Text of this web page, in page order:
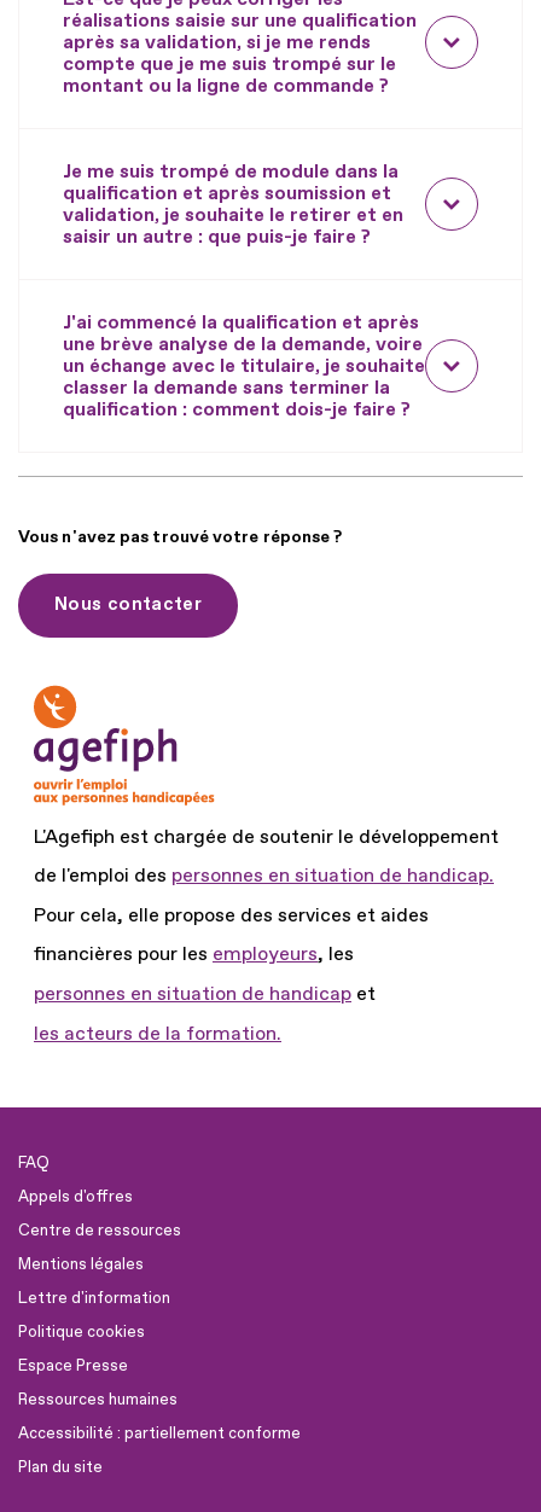
réalisations saisie sur une qualification
après sa validation, si je me rends
compte que je me suis trompé sur le
montant ou la ligne de commande ?
Je me suis trompé de module dans la
qualification et après soumission et
validation, je souhaite le retirer et en
saisir un autre : que puis-je faire ?
J'ai commencé la qualification et après
une brève analyse de la demande, voire
un échange avec le titulaire, je souhaite
classer la demande sans terminer la
qualification : comment dois-je faire ?
Vous n'avez pas trouvé votre réponse ?
Nous contacter
L'Agefiph est chargée de soutenir le développement
de l'emploi des personnes en situation de handicap.
Pour cela, elle propose des services et aides
financières pour les employeurs, les
personnes en situation de handicap et
les acteurs de la formation.
FAQ
Appels d'offres
Centre de ressources
Mentions légales
Lettre d'information
Politique cookies
Espace Presse
Ressources humaines
Accessibilité : partiellement conforme
Plan du site